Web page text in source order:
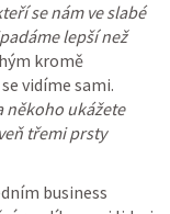
se nám ve slabé
lepší než
kromě
vidíme sami.
někoho ukážete
třemi prsty
business